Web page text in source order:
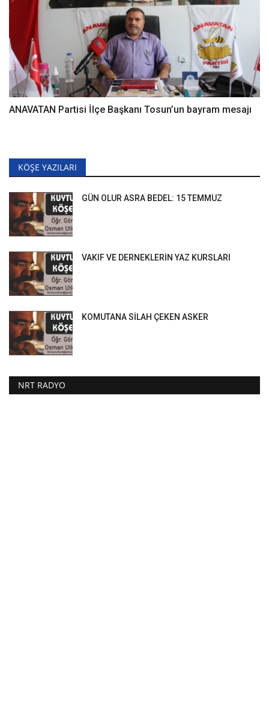
ANAVATAN Partisi İlçe Başkanı Tosun’un bayram mesajı
KÖŞE YAZILARI
GÜN OLUR ASRA BEDEL: 15 TEMMUZ
VAKIF VE DERNEKLERİN YAZ KURSLARI
KOMUTANA SİLAH ÇEKEN ASKER
NRT RADYO